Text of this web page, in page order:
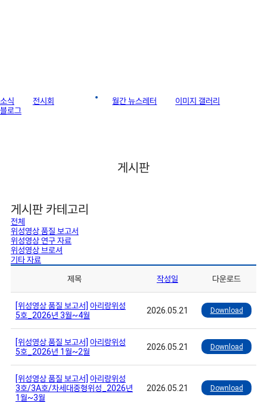
소식 전시회 월간 뉴스레터
이미지 갤러리
블로그
게시판
게시판 카테고리
전체
위성영상 품질 보고서
위성영상 연구 자료
위성영상 브로셔
기타 자료
제목
작성일 다운로드
[위성영상 품질 보고서] 아리랑위성
5호_2026년 3월~4월
2026.05.21 Download
[위성영상 품질 보고서] 아리랑위성
5호_2026년 1월~2월
2026.05.21 Download
[위성영상 품질 보고서] 아리랑위성
3호/3A호/차세대중형위성_2026년
1월~3월
2026.05.21 Download